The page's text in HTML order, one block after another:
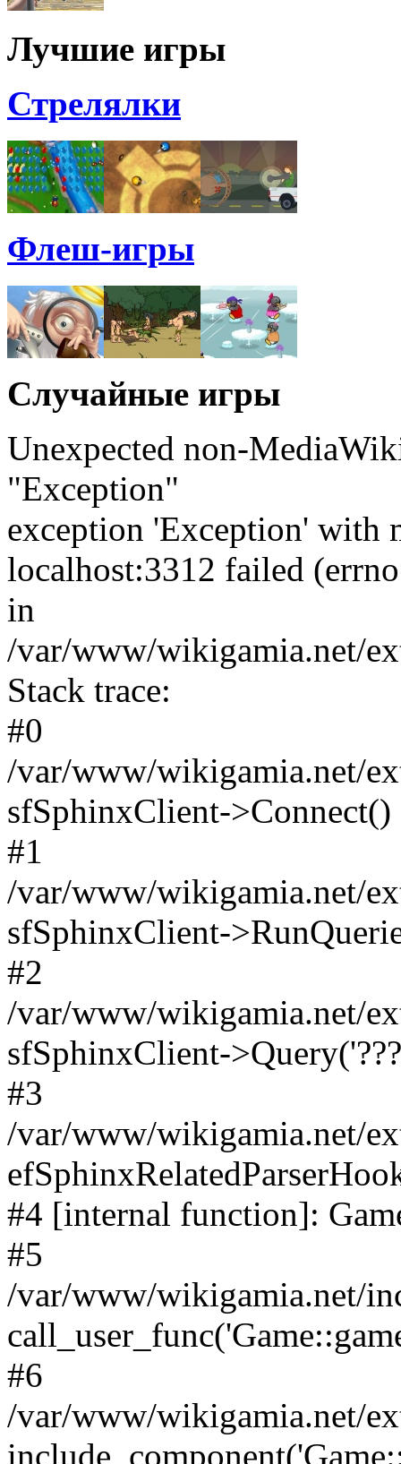
Лучшие игры
Стрелялки
Флеш-игры
Случайные игры
Unexpected non-
"Exception"
exception 'Exception' with
localhost:3312 failed
in
/var/www/wikigamia.net/
Stack trace:
#0
/var/www/wikigamia.net/
sfSphinxClient->Connect()
#1
/var/www/wikigamia.net/
sfSphinxClient-
#2
/var/www/wikigamia.net/
sfSphinxClient-
#3
/var/www/wikigamia.net/
#4 [internal function]:
#5
/var/www/wikigamia.net/
#6
/var/www/wikigamia.net/